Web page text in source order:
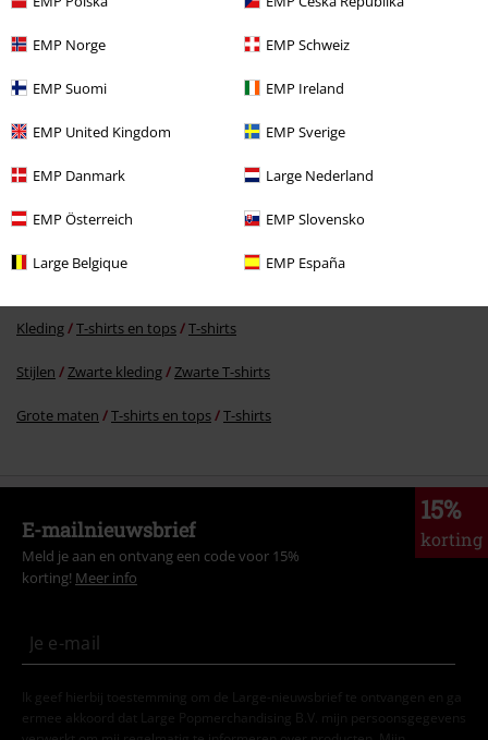
EMP Norge EMP Schweiz
EMP Suomi EMP Ireland
EMP United Kingdom EMP Sverige
EMP Danmark Large Nederland
EMP Österreich EMP Slovensko
Large Belgique EMP España
-23%
Meer categorieën. Meer opties.
Kleding T-shirts en tops T-shirts
Stijlen Zwarte kleding Zwarte T-shirts
Grote maten T-shirts en tops T-shirts
15%
korting
E-mailnieuwsbrief
Meld je aan en ontvang een code voor 15%
korting! Meer info
Ik geef hierbij toestemming om de Large-nieuwsbrief te ontvangen en ga
ermee akkoord dat Large Popmerchandising B.V. mijn persoonsgegevens